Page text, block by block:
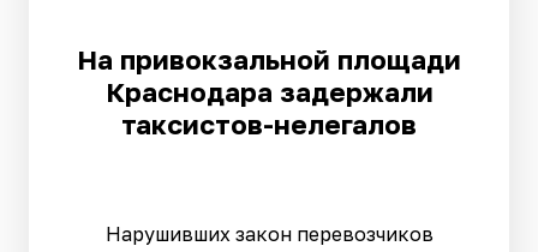
На привокзальной площади
Краснодара задержали
таксистов-нелегалов
Нарушивших закон перевозчиков